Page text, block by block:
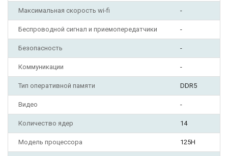
Максимальная скорость wi-fi -
Беспроводной сигнал и приемопередатчики -
Безопасность -
Коммуникации -
Тип оперативной памяти DDR5
Видео -
Количество ядер 14
Модель процессора 125H